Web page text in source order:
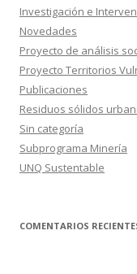
Investigación e
Novedades
Proyecto de análisis
Proyecto Territorios
Publicaciones
Residuos sólidos
Sin categoría
Subprograma Minería
UNQ Sustentable
COMENTARIOS